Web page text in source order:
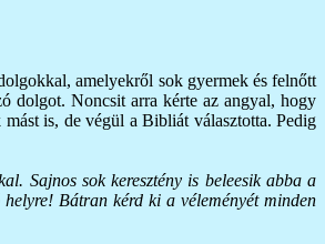
amelyekről sok gyermek és felnőtt
dolgot. Noncsit arra kérte az angyal, hogy
is, de végül a Bibliát választotta. Pedig
Sajnos sok keresztény is beleesik abba a
Bátran kérd ki a véleményét minden